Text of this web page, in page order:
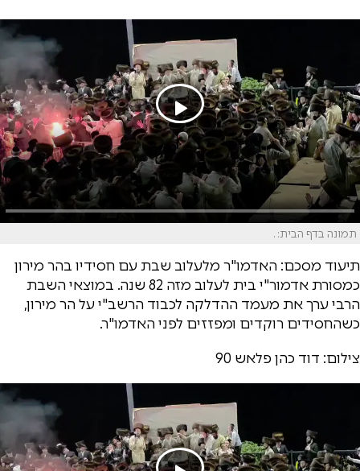
תמונה בדף הבית: .
תיעוד מסכם: האדמו"ר מלעלוב שבת עם חסידיו בהר מירון
כמסורת אדמור"י בית לעלוב מזה 82 שנה. במוצאי השבת
הרבי ערך את מעמד ההדלקה לכבוד הרשב"י על הר מירון,
כשהחסידים רוקדים ומפזזים לפני האדמו"ר.
צילום: דוד כהן פלאש 90